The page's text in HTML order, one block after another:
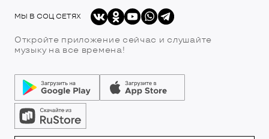
МЫ В СОЦ СЕТЯХ
Откройте приложение сейчас и слушайте
музыку на все времена!